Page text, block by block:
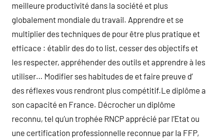
meilleure productivité dans la société et plus
globalement mondiale du travail. Apprendre et se
multiplier des techniques de pour être plus pratique et
efficace : établir des do to list, cesser des objectifs et
les respecter, appréhender des outils et apprendre à les
utiliser… Modifier ses habitudes de et faire preuve d’
des réflexes vous rendront plus compétitif.Le diplôme a
son capacité en France. Décrocher un diplôme
reconnu, tel qu’un trophée RNCP apprécié par l’Etat ou
une certification professionnelle reconnue par la FFP,